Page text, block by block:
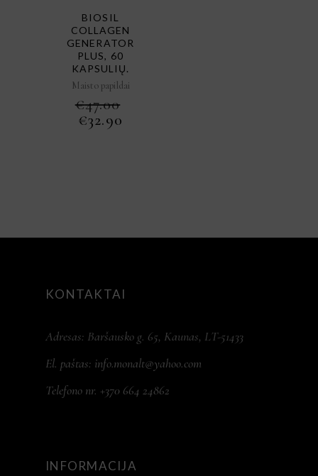
BIOSIL
COLLAGEN
GENERATOR
PLUS, 60
KAPSULIŲ.
Maisto papildai
€47.00
ORIGINAL
PRICE
€32.90
KONTAKTAI
Adresas: Baršausko g. 65, Kaunas, LT-51433
El. paštas: info.monalt@yahoo.com
Telefono nr. +370 664 24862
INFORMACIJA